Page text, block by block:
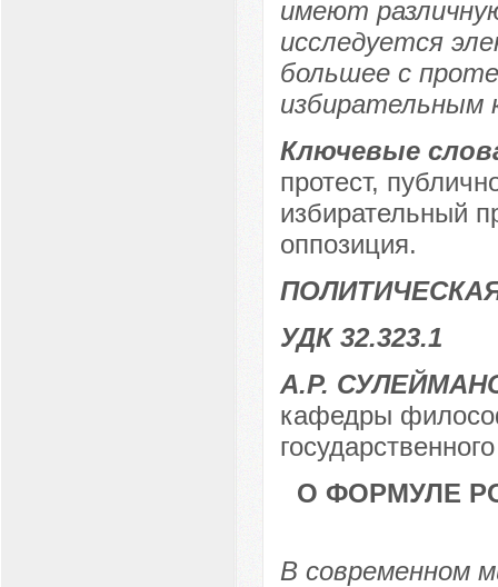
имеют
исследуется
большее с
избирательным
Ключевые
протест,
избирательный
оппозиция.
УДК 32.323.1
А.Р.
кафедры
О ФОРМУЛЕ
В современном